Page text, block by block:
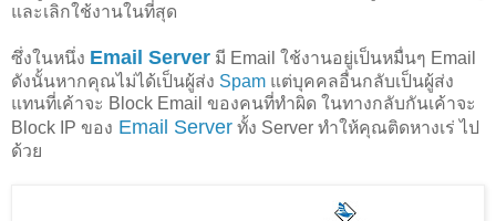
และเลิกใช้งานในที่สุด
ซึ่งในหนึ่ง Email Server มี Email ใช้งานอยู่เป็นหมื่นๆ Email
ดังนั้นหากคุณไม่ได้เป็นผู้ส่ง Spam แต่บุคคลอื่นกลับเป็นผู้ส่ง
แทนที่เค้าจะ Block Email ของคนที่ทำผิด ในทางกลับกันเค้าจะ
Block IP ของ Email Server ทั้ง Server ทำให้คุณติดหางเร่ ไป
ด้วย